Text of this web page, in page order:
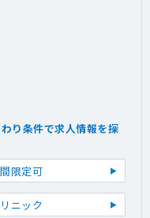
り条件で求人情報を探
限定可
ニック